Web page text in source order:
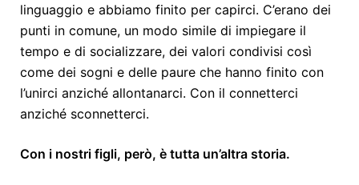
linguaggio e abbiamo finito per capirci. C’erano dei
punti in comune, un modo simile di impiegare il
tempo e di socializzare, dei valori condivisi così
come dei sogni e delle paure che hanno finito con
l’unirci anziché allontanarci. Con il connetterci
anziché sconnetterci.
Con i nostri figli, però, è tutta un’altra storia.